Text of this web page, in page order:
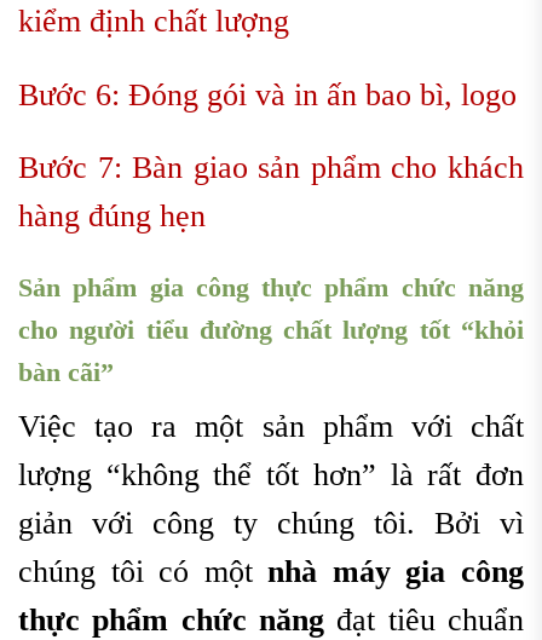
kiểm định chất lượng
Bước 6: Đóng gói và in ấn bao bì, logo
Bước 7: Bàn giao sản phẩm cho khách
hàng đúng hẹn
Sản phẩm gia công thực phẩm chức năng
cho người tiểu đườngchất lượng tốt “khỏi
bàn cãi”
Việc tạo ra một sản phẩm với chất
lượng “không thể tốt hơn” là rất đơn
giản với công ty chúng tôi. Bởi vì
chúng tôi có mộtnhà máy gia công
thực phẩm chức năng đạt tiêu chuẩn